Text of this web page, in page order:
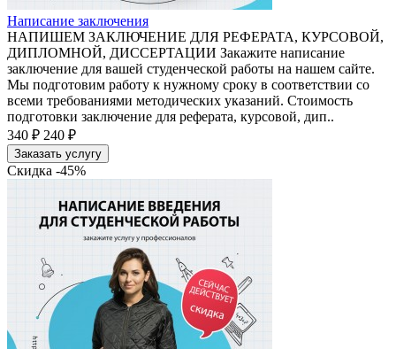
Написание заключения
НАПИШЕМ ЗАКЛЮЧЕНИЕ ДЛЯ РЕФЕРАТА, КУРСОВОЙ,
ДИПЛОМНОЙ, ДИССЕРТАЦИИ Закажите написание
заключение для вашей студенческой работы на нашем сайте.
Мы подготовим работу к нужному сроку в соответствии со
всеми требованиями методических указаний. Стоимость
подготовки заключение для реферата, курсовой, дип..
340 ₽ 240 ₽
Заказать услугу
Скидка -45%